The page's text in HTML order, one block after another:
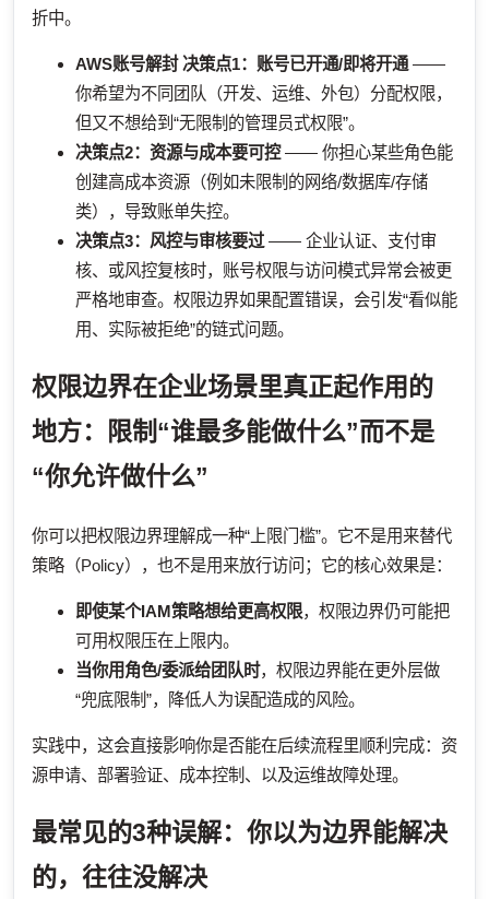
折中。
AWS账号解封 决策点1：账号已开通/即将开通 ——
你希望为不同团队（开发、运维、外包）分配权限，
但又不想给到“无限制的管理员式权限”。
决策点2：资源与成本要可控—— 你担心某些角色能
创建高成本资源（例如未限制的网络/数据库/存储
类），导致账单失控。
决策点3：风控与审核要过 —— 企业认证、支付审
核、或风控复核时，账号权限与访问模式异常会被更
严格地审查。权限边界如果配置错误，会引发“看似能
用、实际被拒绝”的链式问题。
权限边界在企业场景里真正起作用的
地方：限制“谁最多能做什么”而不是
“你允许做什么”
你可以把权限边界理解成一种“上限门槛”。它不是用来替代
策略（Policy），也不是用来放行访问；它的核心效果是：
即使某个IAM策略想给更高权限，权限边界仍可能把
可用权限压在上限内。
当你用角色/委派给团队时，权限边界能在更外层做
“兜底限制”，降低人为误配造成的风险。
实践中，这会直接影响你是否能在后续流程里顺利完成：资
源申请、部署验证、成本控制、以及运维故障处理。
最常见的3种误解：你以为边界能解决
的，往往没解决